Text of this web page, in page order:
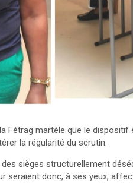
Fétrag martèle que le
la régularité du scrutin.
sièges structurellement
seraient donc, à ses yeux,